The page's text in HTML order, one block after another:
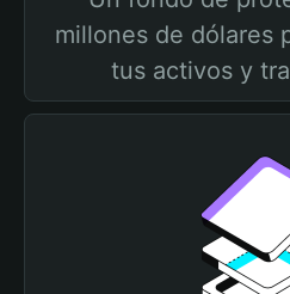
millones de dólares
tus activos y